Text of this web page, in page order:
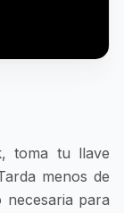
toma tu llave
menos de
para